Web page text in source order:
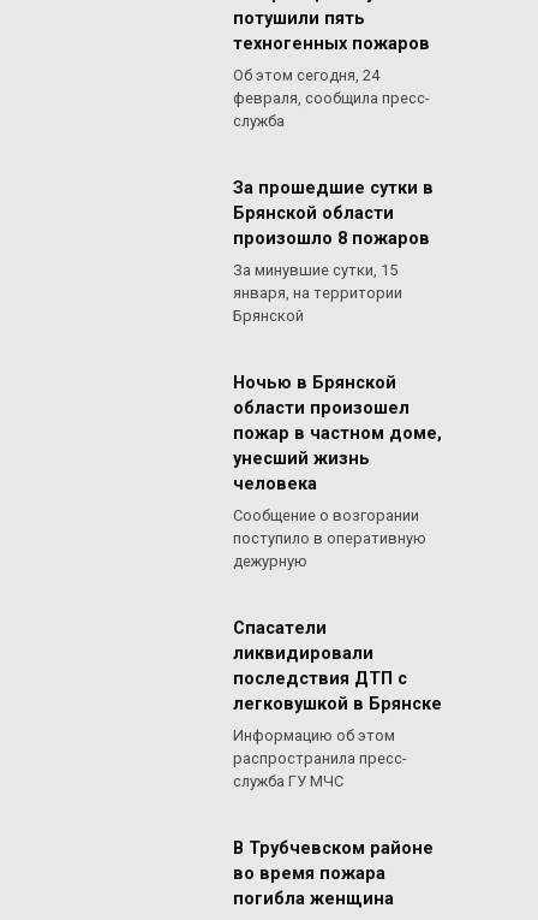
потушили пять
техногенных пожаров
Об этом сегодня, 24
февраля, сообщила пресс-
служба
За прошедшие сутки в
Брянской области
произошло 8 пожаров
За минувшие сутки, 15
января, на территории
Брянской
Ночью в Брянской
области произошел
пожар в частном доме,
унесший жизнь
человека
Сообщение о возгорании
поступило в оперативную
дежурную
Спасатели
ликвидировали
последствия ДТП с
легковушкой в Брянске
Информацию об этом
распространила пресс-
служба ГУ МЧС
В Трубчевском районе
во время пожара
погибла женщина